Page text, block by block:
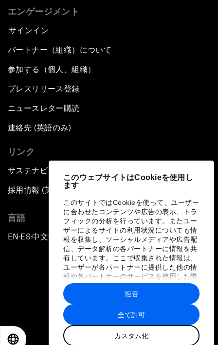
このウェブサイトはCookieを使用し
ます
このサイトではCookieを使って、ユーザー
に合わせたコンテンツや広告の表示、トラ
フィックの分析を行っています。またユー
ザーによるサイトの利用状況についても情
報を収集し、ソーシャルメディアや広告配
信、データ解析の各パートナーに情報を共
有しています。ここで収集された情報は、
ユーザーが各パートナーに提供した他の情
報や各パートナーのサービスを使用した際
に収集された情報と組み合わされ、各パー
トナーによって使用されることがありま
す。
全て許可
カスタム化
拒否
エンゲージメント
サインイン
パートナー（組織）について
参加する（個人、組織）
プレスリリース登録
ニュースレター購読
連絡先 (英語のみ)
リンク
サステナビリティへの取り組み
採用情報 (英語のみ)
言語
EN ▪ ES▪中文▪ 日本語
プライバシーポリシーと利用規約
サイトマップ
©
世界経済フォーラム